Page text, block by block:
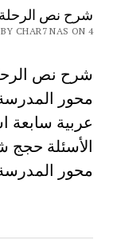
شرح نص
BY CHAR7 NAS ON 4 يناير، 2020
عربية سابعة
الأسئلة حجج
محور